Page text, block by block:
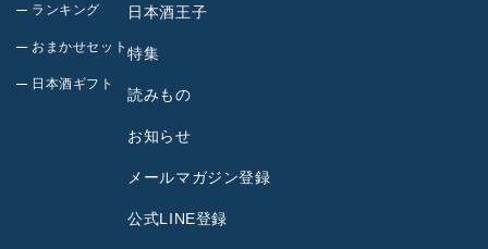
ランキング
おまかせセット
日本酒ギフト
日本酒王子
特集
読みもの
お知らせ
メールマガジン登録
公式LINE登録